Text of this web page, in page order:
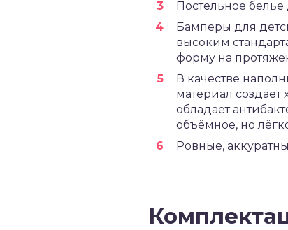
Постельное
Бамперы для
высоким
форму на
В качестве
материал
обладает
объёмное, но
Ровные,